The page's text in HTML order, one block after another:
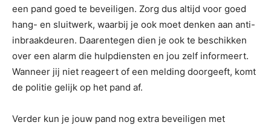
een pand goed te beveiligen. Zorg dus altijd voor goed
hang- en sluitwerk, waarbij je ook moet denken aan anti-
inbraakdeuren. Daarentegen dien je ook te beschikken
over een alarm die hulpdiensten en jou zelf informeert.
Wanneer jij niet reageert of een melding doorgeeft, komt
de politie gelijk op het pand af.
Verder kun je jouw pand nog extra beveiligen met